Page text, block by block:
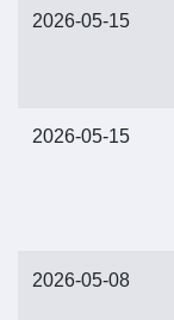
2026-05-15
2026-05-15
2026-05-08